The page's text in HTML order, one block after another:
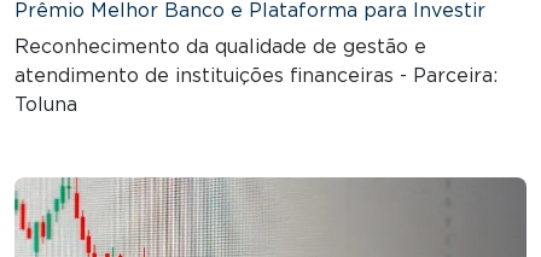
Prêmio Melhor Banco e Plataforma para Investir
Reconhecimento da qualidade de gestão e
atendimento de instituições financeiras - Parceira:
Toluna